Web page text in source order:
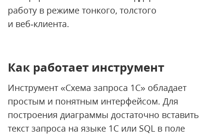
работу в режиме тонкого, толстого
и веб‑клиента.
Как работает инструмент
Инструмент «Схема запроса 1С» обладает
простым и понятным интерфейсом. Для
построения диаграммы достаточно вставить
текст запроса на языке 1С или SQL в поле